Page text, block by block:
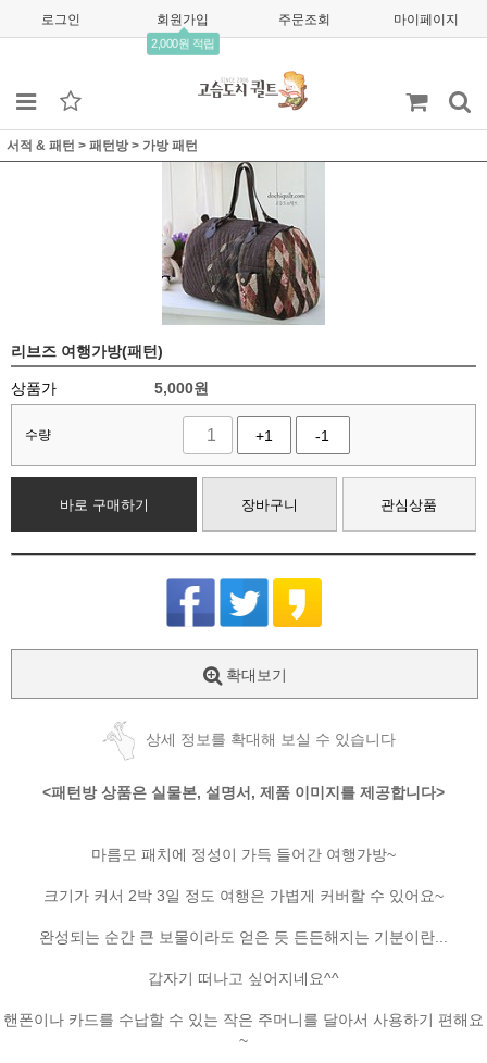
로그인 회원가입
2,000원 적립
주문조회 마이페이지
서적 & 패턴 > 패턴방> 가방 패턴
리브즈 여행가방(패턴)
상품가 5,000원
수량 +1 -1
바로 구매하기 장바구니 관심상품
확대보기
상세 정보를 확대해 보실 수 있습니다
<패턴방 상품은 실물본, 설명서, 제품 이미지를 제공합니다>
마름모 패치에 정성이 가득 들어간 여행가방~
크기가 커서 2박 3일 정도 여행은 가볍게 커버할 수 있어요~
완성되는 순간 큰 보물이라도 얻은 듯 든든해지는 기분이란...
갑자기 떠나고 싶어지네요^^
핸폰이나 카드를 수납할 수 있는 작은 주머니를 달아서 사용하기 편해요
~